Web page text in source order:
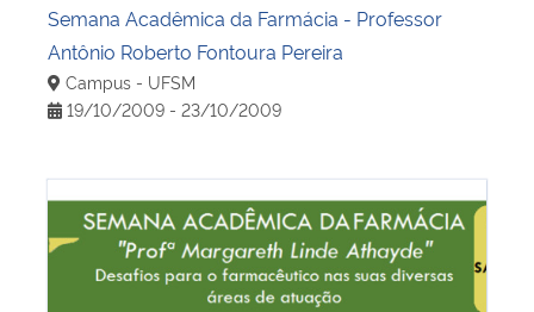
Semana Acadêmica da Farmácia - Professor
Antônio Roberto Fontoura Pereira
Campus - UFSM
19/10/2009 - 23/10/2009
Semana Acadêmica da Farmácia - Professora